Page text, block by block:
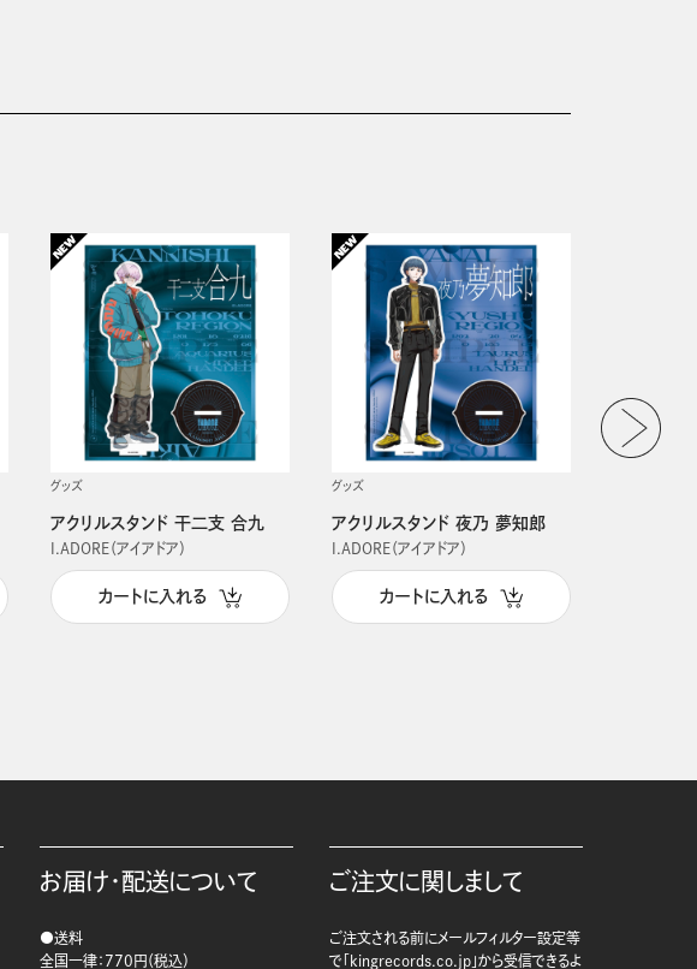
グッズ
アクリルスタンド 干二支 合九
I.ADORE（アイアドア）
カートに入れる
グッズ
アクリルスタンド 夜乃 夢知郎
I.ADORE（アイアドア）
カートに入れる
お届け・配送について
●送料
全国一律：770円（税込）
ご注文に関しまして
ご注文される前にメールフィルター設定等
で「kingrecords.co.jp」から受信できるよ